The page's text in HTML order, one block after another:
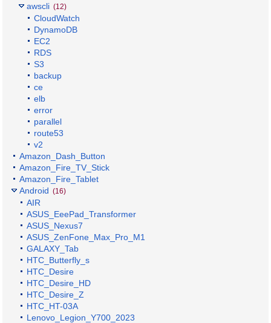
awscli (12)
CloudWatch
DynamoDB
EC2
RDS
S3
backup
ce
elb
error
parallel
route53
v2
Amazon_Dash_Button
Amazon_Fire_TV_Stick
Amazon_Fire_Tablet
Android (16)
AIR
ASUS_EeePad_Transformer
ASUS_Nexus7
ASUS_ZenFone_Max_Pro_M1
GALAXY_Tab
HTC_Butterfly_s
HTC_Desire
HTC_Desire_HD
HTC_Desire_Z
HTC_HT-03A
Lenovo_Legion_Y700_2023